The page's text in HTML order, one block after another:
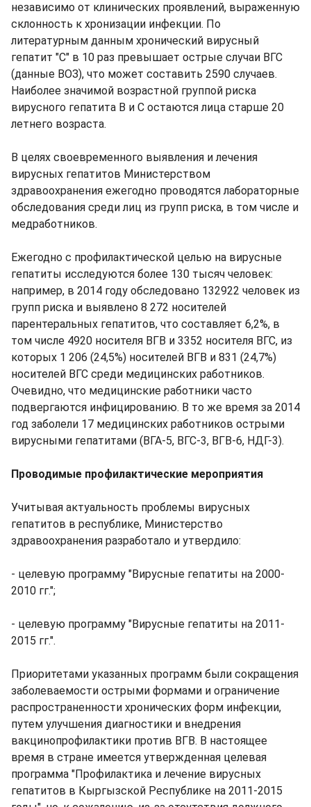
независимо от клинических проявлений, выраженную
склонность к хронизации инфекции. По
литературным данным хронический вирусный
гепатит "С" в 10 раз превышает острые случаи ВГС
(данные ВОЗ), что может составить 2590 случаев.
Наиболее значимой возрастной группой риска
вирусного гепатита В и С остаются лица старше 20
летнего возраста.
В целях своевременного выявления и лечения
вирусных гепатитов Министерством
здравоохранения ежегодно проводятся лабораторные
обследования среди лиц из групп риска, в том числе и
медработников.
Ежегодно с профилактической целью на вирусные
гепатиты исследуются более 130 тысяч человек:
например, в 2014 году обследовано 132922 человек из
групп риска и выявлено 8 272 носителей
парентеральных гепатитов, что составляет 6,2%, в
том числе 4920 носителя ВГВ и 3352 носителя ВГС, из
которых 1 206 (24,5%) носителей ВГВ и 831 (24,7%)
носителей ВГС среди медицинских работников.
Очевидно, что медицинские работники часто
подвергаются инфицированию. В то же время за 2014
год заболели 17 медицинских работников острыми
вирусными гепатитами (ВГА-5, ВГС-3, ВГВ-6, НДГ-3).
Проводимые профилактические мероприятия
Учитывая актуальность проблемы вирусных
гепатитов в республике, Министерство
здравоохранения разработало и утвердило:
- целевую программу "Вирусные гепатиты на 2000-
2010 гг.";
- целевую программу "Вирусные гепатиты на 2011-
2015 гг.".
Приоритетами указанных программ были сокращения
заболеваемости острыми формами и ограничение
распространенности хронических форм инфекции,
путем улучшения диагностики и внедрения
вакцинопрофилактики против ВГВ. В настоящее
время в стране имеется утвержденная целевая
программа "Профилактика и лечение вирусных
гепатитов в Кыргызской Республике на 2011-2015